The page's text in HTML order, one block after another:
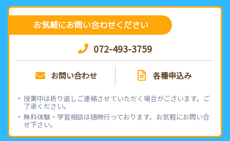
お気軽にお問い合わせください
072-493-3759
お問い合わせ 各種申込み
授業中は折り返しご連絡させていただく場合がございます。ご
了承ください。
無料体験・学習相談は随時行っております。お気軽にお問い合
せ下さい。